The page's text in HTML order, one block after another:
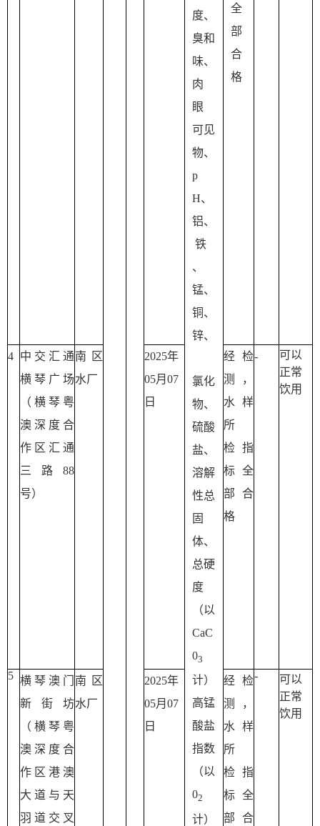
度、
臭和
味、
肉
眼
可见
物、
p
H、
铝、
铁
、
锰、
铜、
锌、
氯化
物、
硫酸
盐、
溶解
性总
固
体、
总硬
度
（以
CaC
03
计）
高锰
酸盐
指数
（以
02
计）
全
部
合
格
4 中交汇通
横琴广场
（横琴粤
澳深度合
作区汇通
三路88
号）
南区
水厂
2025年
05月07
日
经检
测，
水样
所
检 指
标全
部合
格
-
可以
正常
饮用
5 横琴澳门
新街坊
（横琴粤
澳深度合
作区港澳
大道与天
羽道交叉
南区
水厂
2025年
05月07
日
经检
测，
水样
所
检 指
标全
部合
-
可以
正常
饮用